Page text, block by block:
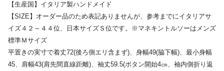
【生産国】イタリア製ハンドメイド
【SIZE】オーダー品のため表記ありませんが、参考までにイタリアサ
イズ４２～４４位、日本サイズＳ位です。※マネキントルソーはメンズ
標準Ｍサイズ
平置きの実寸で着丈72(後ろ側エリ含まず)、身幅49(脇下幅)、最小身幅
45、肩幅43(肩先間直線距離)、袖丈59.5(ボタン開始4㎝、袖内側折り返